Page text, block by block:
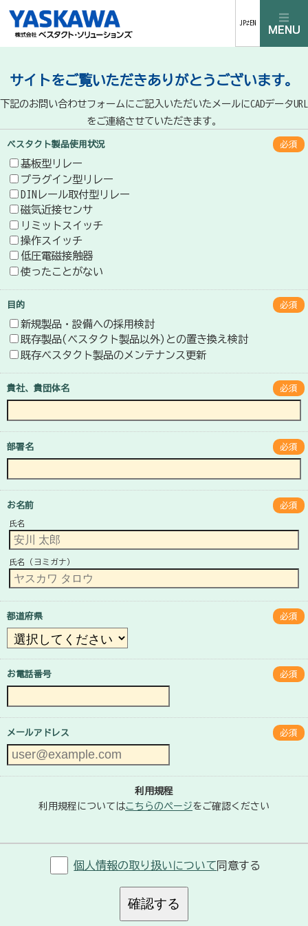
JP⇄EN
サイトをご覧いただきありがとうございます。
下記のお問い合わせフォームにご記入いただいたメールにCADデータURL
をご連絡させていただきます。
ベスタクト製品使用状況 必須
基板型リレー
プラグイン型リレー
DINレール取付型リレー
磁気近接センサ
リミットスイッチ
操作スイッチ
低圧電磁接触器
使ったことがない
目的 必須
新規製品・設備への採用検討
既存製品(ベスタクト製品以外)との置き換え検討
既存ベスタクト製品のメンテナンス更新
貴社、貴団体名 必須
部署名 必須
お名前 必須
氏名
氏名（ヨミガナ）
都道府県 必須
お電話番号 必須
メールアドレス 必須
利用規程
利用規程についてはこちらのページをご確認ください
個人情報の取り扱いについて 同意する
確認する